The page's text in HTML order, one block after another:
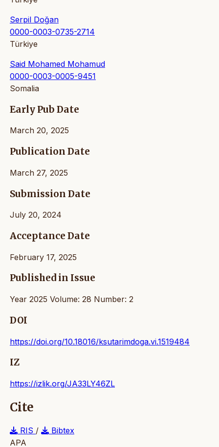
Serpil Doğan
0000-0003-0735-2714
Türkiye
Said Mohamed Mohamud
0000-0003-0005-9451
Somalia
Early Pub Date
March 20, 2025
Publication Date
March 27, 2025
Submission Date
July 20, 2024
Acceptance Date
February 17, 2025
Published in Issue
Year 2025 Volume: 28 Number: 2
DOI
https://doi.org/10.18016/ksutarimdoga.vi.1519484
IZ
https://izlik.org/JA33LY46ZL
Cite
RIS /
Bibtex
APA